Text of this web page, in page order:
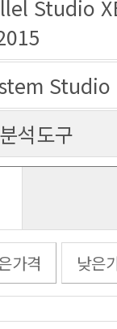
Studio
석도구
가격 낮은